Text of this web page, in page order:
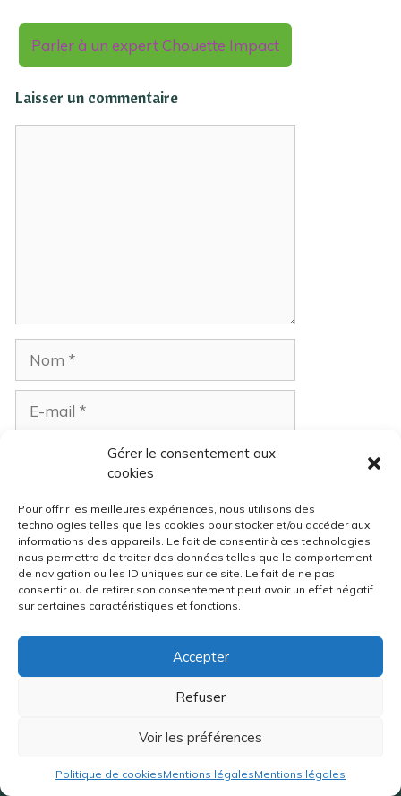
Gérer le consentement aux
cookies
Pour offrir les meilleures expériences, nous utilisons des
technologies telles que les cookies pour stocker et/ou accéder aux
informations des appareils. Le fait de consentir à ces technologies
nous permettra de traiter des données telles que le comportement
de navigation ou les ID uniques sur ce site. Le fait de ne pas
consentir ou de retirer son consentement peut avoir un effet négatif
sur certaines caractéristiques et fonctions.
Accepter
Refuser
Voir les préférences
Politique de cookiesMentions légalesMentions légales
Parler à un expert Chouette Impact
Laisser un commentaire
mail
Are you human? Please solve: